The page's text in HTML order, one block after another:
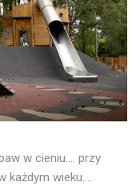
w cieniu.... przy
każdym wieku....